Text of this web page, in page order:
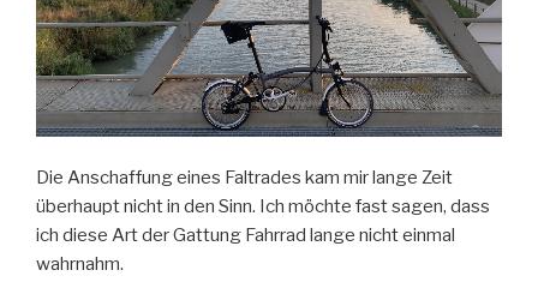
Die Anschaffung eines Faltrades kam mir lange Zeit
überhaupt nicht in den Sinn. Ich möchte fast sagen, dass
ich diese Art der Gattung Fahrrad lange nicht einmal
wahrnahm.